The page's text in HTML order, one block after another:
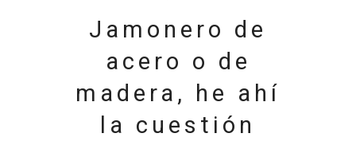
Jamonero de
acero o de
madera, he ahí
la cuestión